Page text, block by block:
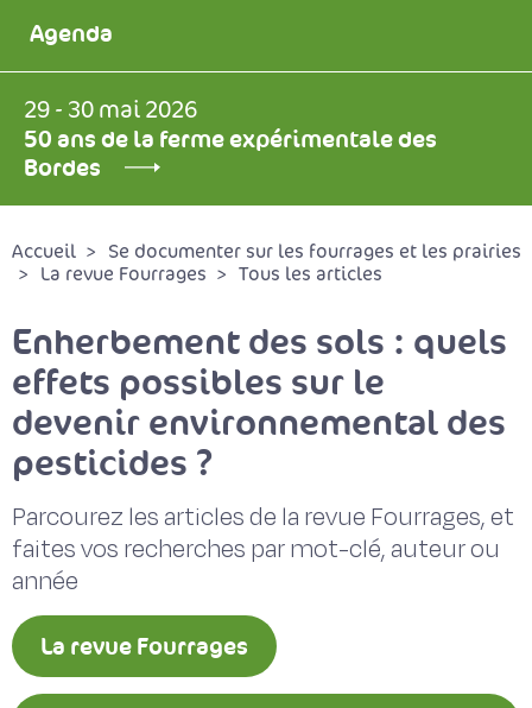
Agenda
29 - 30 mai 2026
50 ans de la ferme expérimentale des
Bordes
Accueil
Se documenter sur les fourrages et les prairies
La revue Fourrages
Tous les articles
Enherbement des sols : quels
effets possibles sur le
devenir environnemental des
pesticides ?
Parcourez les articles de la revue Fourrages, et
faites vos recherches par mot-clé, auteur ou
année
La revue Fourrages